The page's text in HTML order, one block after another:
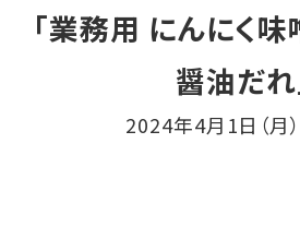
「業務用 にんにく
醤油だれ
2024年4月1日（月